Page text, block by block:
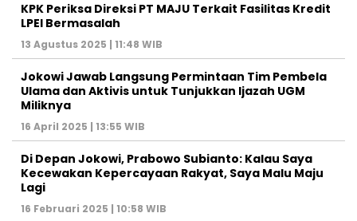
KPK Periksa Direksi PT MAJU Terkait Fasilitas Kredit
LPEI Bermasalah
13 Agustus 2025 | 11:48 WIB
Jokowi Jawab Langsung Permintaan Tim Pembela
Ulama dan Aktivis untuk Tunjukkan Ijazah UGM
Miliknya
16 April 2025 | 13:55 WIB
Di Depan Jokowi, Prabowo Subianto: Kalau Saya
Kecewakan Kepercayaan Rakyat, Saya Malu Maju
Lagi
16 Februari 2025 | 10:58 WIB